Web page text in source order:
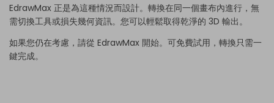
EdrawMax 正是為這種情況而設計。轉換在同一個畫布內進行，無
需切換工具或損失幾何資訊。您可以輕鬆取得乾淨的 3D 輸出。
如果您仍在考慮，請從 EdrawMax 開始。可免費試用，轉換只需一
鍵完成。